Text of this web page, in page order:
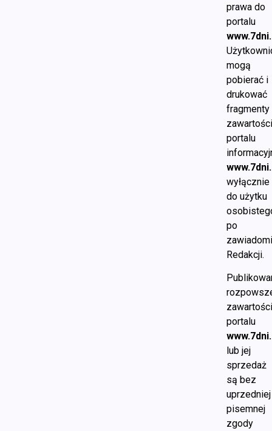
prawa do
portalu
mogą
pobierać i
drukować
fragmenty
portalu
wyłącznie
do użytku
po
Redakcji.
portalu
lub jej
sprzedaż
są bez
uprzedniej
pisemnej
zgody